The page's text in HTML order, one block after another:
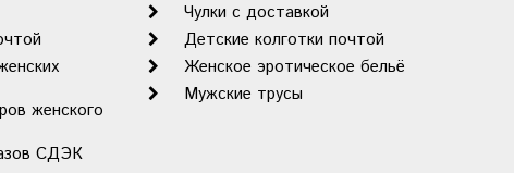
женского
СДЭК
Чулки с доставкой
Детские колготки почтой
Женское эротическое бельё
Мужские трусы